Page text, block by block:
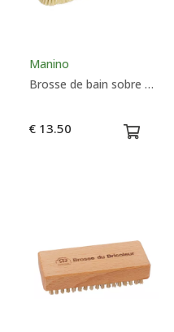
Manino
Brosse de bain sobre dure hêtre
€ 13.50